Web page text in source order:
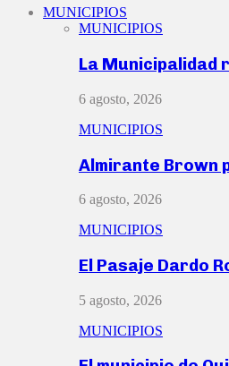
MUNICIPIOS
MUNICIPIOS
La Municipalidad
6 agosto, 2026
MUNICIPIOS
Almirante Brown
6 agosto, 2026
MUNICIPIOS
El Pasaje Dardo
5 agosto, 2026
MUNICIPIOS